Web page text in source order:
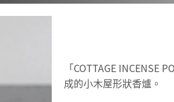
「COTTAGE INCENSE
成的小木屋形狀香爐。